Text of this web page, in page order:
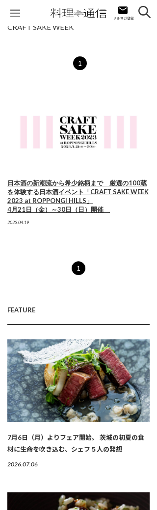
CRAFT SAKE WEEK
1
日本酒の新潮流から希少銘柄まで 厳選の100蔵
を体験する日本酒イベント「CRAFT SAKE WEEK
2023 at ROPPONGI HILLS」
4月21日（金）～30日（日）開催
2023.04.19
1
FEATURE
7月6日（月）よりフェア開始。 茨城の初夏の食
材に生命を吹き込む、シェフ５人の発想
2026.07.06